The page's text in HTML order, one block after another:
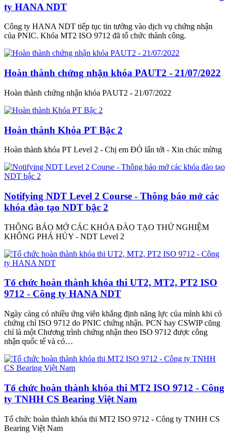
ty HANA NDT
Công ty HANA NDT tiếp tục tin tưởng vào dịch vụ chứng nhận
của PNIC. Khóa MT2 ISO 9712 đã tổ chức thành công.
Hoàn thành chứng nhận khóa PAUT2 - 21/07/2022
Hoàn thành chứng nhận khóa PAUT2 - 21/07/2022
Hoàn thành Khóa PT Bậc 2
Hoàn thành khóa PT Level 2 - Chị em ĐỎ lấn tới - Xin chúc mừng
Notifying NDT Level 2 Course - Thông báo mở các
khóa đào tạo NDT bậc 2
THÔNG BÁO MỞ CÁC KHÓA ĐÀO TẠO THỬ NGHIỆM
KHÔNG PHÁ HỦY - NDT Level 2
Tổ chức hoàn thành khóa thi UT2, MT2, PT2 ISO
9712 - Công ty HANA NDT
Ngày càng có nhiều ứng viên khẳng định năng lực của mình khi có
chứng chỉ ISO 9712 do PNIC chứng nhận. PCN hay CSWIP cũng
chỉ là một Chương trình chứng nhận theo ISO 9712 được công
nhận quốc tế và có…
Tổ chức hoàn thành khóa thi MT2 ISO 9712 - Công
ty TNHH CS Bearing Việt Nam
Tổ chức hoàn thành khóa thi MT2 ISO 9712 - Công ty TNHH CS
Bearing Việt Nam